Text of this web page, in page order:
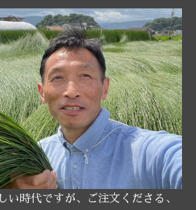
い時代ですが、ご注文くださる、